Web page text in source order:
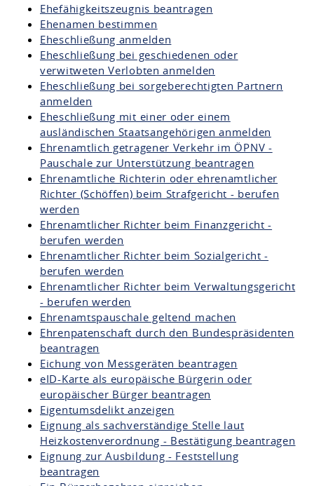
Ehefähigkeitszeugnis beantragen
Ehenamen bestimmen
Eheschließung anmelden
Eheschließung bei geschiedenen oder
verwitweten Verlobten anmelden
Eheschließung bei sorgeberechtigten Partnern
anmelden
Eheschließung mit einer oder einem
ausländischen Staatsangehörigen anmelden
Ehrenamtlich getragener Verkehr im ÖPNV -
Pauschale zur Unterstützung beantragen
Ehrenamtliche Richterin oder ehrenamtlicher
Richter (Schöffen) beim Strafgericht - berufen
werden
Ehrenamtlicher Richter beim Finanzgericht -
berufen werden
Ehrenamtlicher Richter beim Sozialgericht -
berufen werden
Ehrenamtlicher Richter beim Verwaltungsgericht
- berufen werden
Ehrenamtspauschale geltend machen
Ehrenpatenschaft durch den Bundespräsidenten
beantragen
Eichung von Messgeräten beantragen
eID-Karte als europäische Bürgerin oder
europäischer Bürger beantragen
Eigentumsdelikt anzeigen
Eignung als sachverständige Stelle laut
Heizkostenverordnung - Bestätigung beantragen
Eignung zur Ausbildung - Feststellung
beantragen